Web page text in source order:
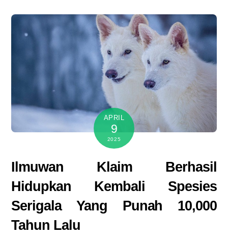
APRIL
9
2025
Ilmuwan Klaim Berhasil
Hidupkan Kembali Spesies
Serigala Yang Punah 10,000
Tahun Lalu